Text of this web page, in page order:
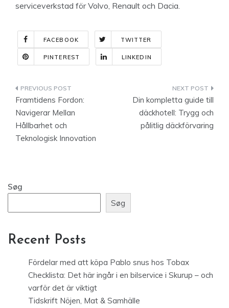
serviceverkstad för Volvo, Renault och Dacia.
FACEBOOK TWITTER
PINTEREST LINKEDIN
Indlægsnavigation
Framtidens Fordon:
Navigerar Mellan
Hållbarhet och
Teknologisk Innovation
Din kompletta guide till
däckhotell: Trygg och
pålitlig däckförvaring
Søg
Søg
Recent Posts
Fördelar med att köpa Pablo snus hos Tobax
Checklista: Det här ingår i en bilservice i Skurup – och
varför det är viktigt
Tidskrift Nöjen, Mat & Samhälle